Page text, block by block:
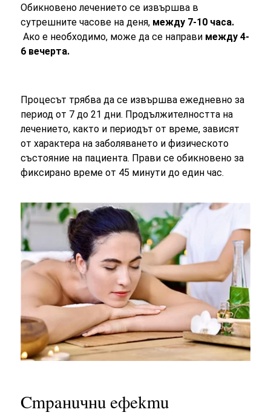
Обикновено лечението се извършва в
сутрешните часове на деня, между 7-10 часа.
Ако е необходимо, може да се направи между 4-
6 вечерта.
Процесът трябва да се извършва ежедневно за
период от 7 до 21 дни. Продължителността на
лечението, както и периодът от време, зависят
от характера на заболяването и физическото
състояние на пациента. Прави се обикновено за
фиксирано време от 45 минути до един час.
Странични ефекти